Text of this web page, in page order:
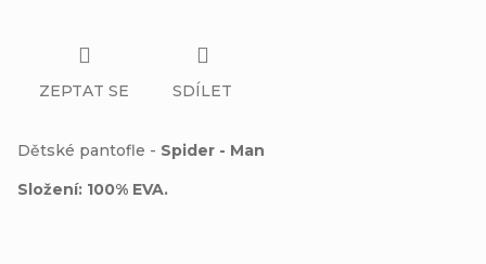
Dětské pantofle - Spider - Man
Složení: 100% EVA.
ZEPTAT SE SDÍLET